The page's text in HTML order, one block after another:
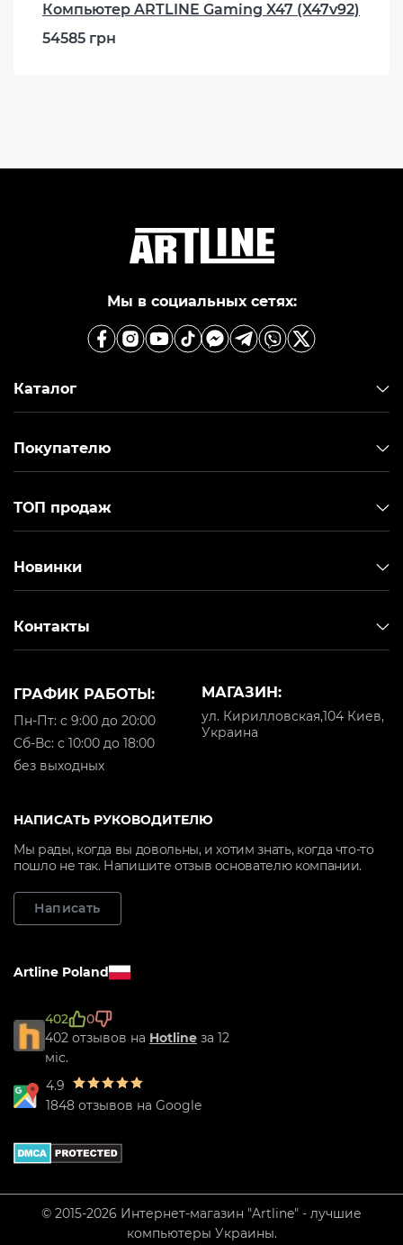
Компьютер ARTLINE Gaming X47 (X47v92)
54585 грн
Мы в социальных сетях:
Каталог
Покупателю
ТОП продаж
Новинки
Контакты
МАГАЗИН:
ул. Кирилловская,104 Киев,
Украина
ГРАФИК РАБОТЫ:
Пн-Пт: с 9:00 до 20:00
Cб-Вс: с 10:00 до 18:00
без выходных
НАПИСАТЬ РУКОВОДИТЕЛЮ
Мы рады, когда вы довольны, и хотим знать, когда что-то
пошло не так. Напишите отзыв основателю компании.
Написать
Artline Poland
402
0
402 отзывов на Hotline за 12
міс.
4.9
1848 отзывов на Google
© 2015-2026 Интернет-магазин "Artline" - лучшие
компьютеры Украины.